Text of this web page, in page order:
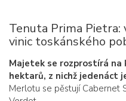
Tenuta Prima
vinic toskánského
Majetek se rozprostírá na
hektarů, z nichž jedenáct
Merlotu se pěstují Cabernet